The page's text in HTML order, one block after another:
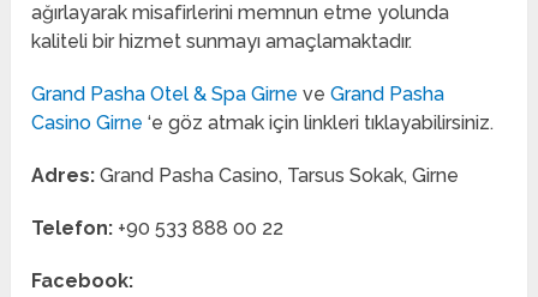
ağırlayarak misafirlerini memnun etme yolunda
kaliteli bir hizmet sunmayı amaçlamaktadır.
Grand Pasha Otel & Spa Girne veGrand Pasha
Casino Girne ‘e göz atmak için linkleri tıklayabilirsiniz.
Adres: Grand Pasha Casino, Tarsus Sokak, Girne
Telefon: +90 533 888 00 22
Facebook: